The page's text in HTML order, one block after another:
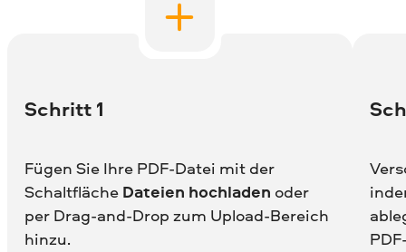
Schritt 1
Fügen Sie Ihre PDF-Datei mit der
Schaltfläche Dateien hochladen oder
per Drag-and-Drop zum Upload-Bereich
hinzu.